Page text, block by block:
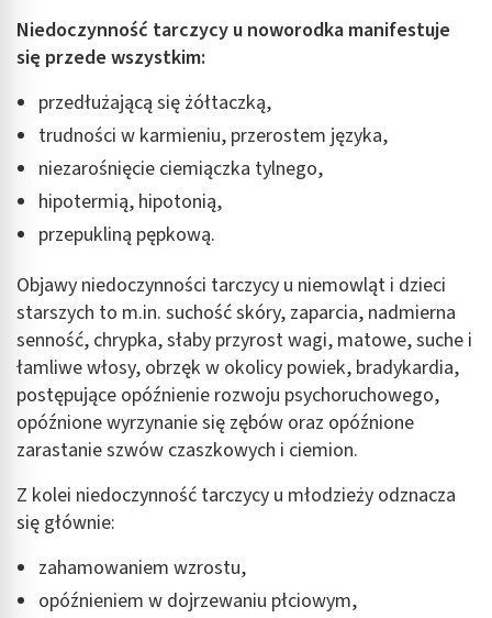
Niedoczynność tarczycy u noworodka manifestuje
się przede wszystkim:
przedłużającą się żółtaczką,
trudności w karmieniu, przerostem języka,
niezarośnięcie ciemiączka tylnego,
hipotermią, hipotonią,
przepukliną pępkową.
Objawy niedoczynności tarczycy u niemowląt i dzieci
starszych to m.in. suchość skóry, zaparcia, nadmierna
senność, chrypka, słaby przyrost wagi, matowe, suche i
łamliwe włosy, obrzęk w okolicy powiek, bradykardia,
postępujące opóźnienie rozwoju psychoruchowego,
opóźnione wyrzynanie się zębów oraz opóźnione
zarastanie szwów czaszkowych i ciemion.
Z kolei niedoczynność tarczycy u młodzieży odznacza
się głównie:
zahamowaniem wzrostu,
opóźnieniem w dojrzewaniu płciowym,